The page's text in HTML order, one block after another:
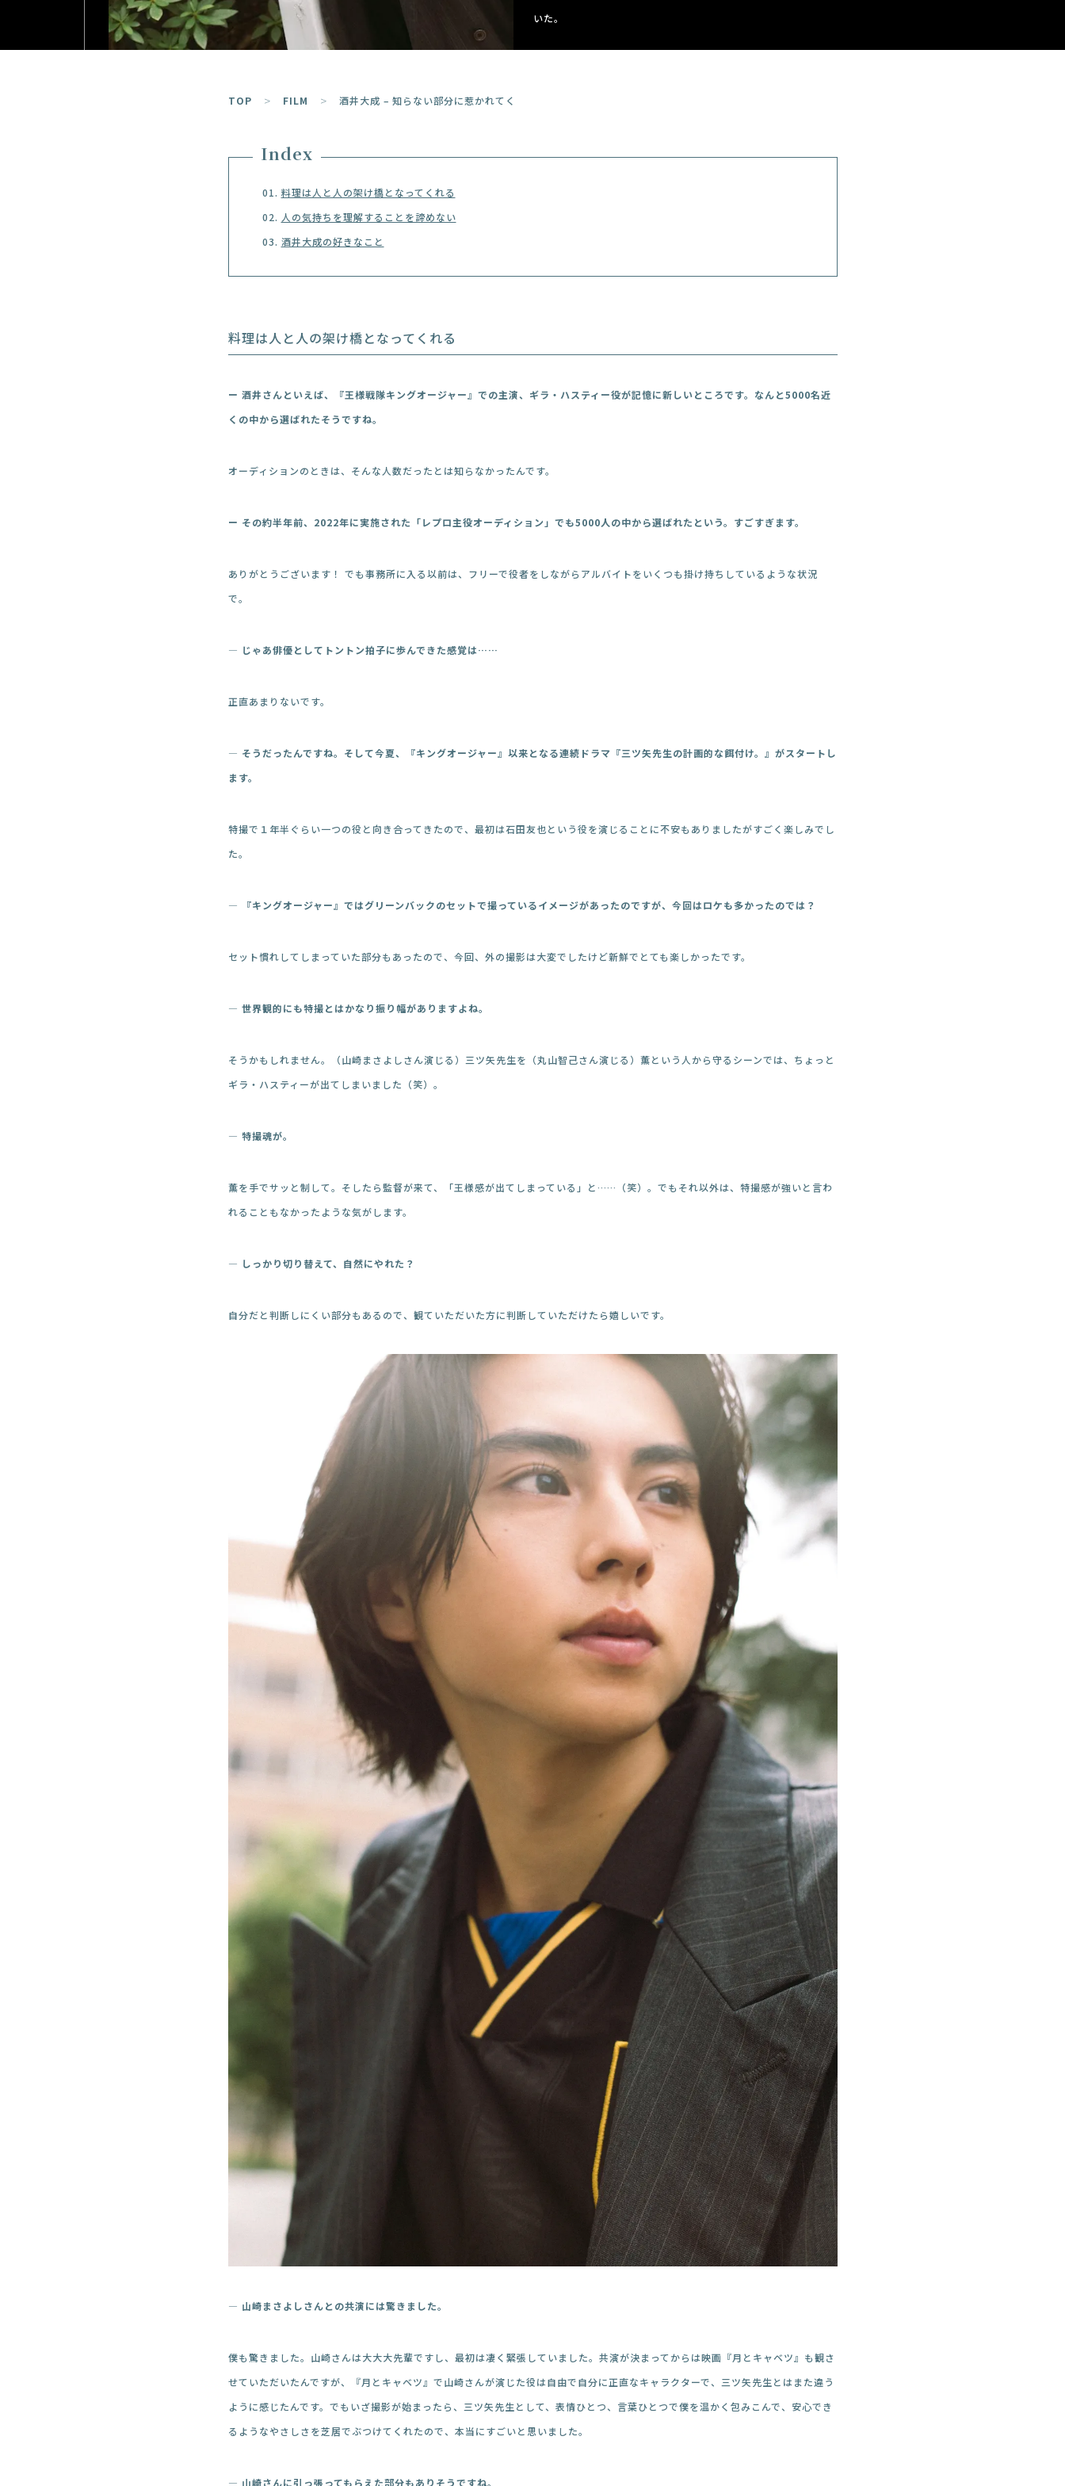
いた。
TOP FILM 酒井大成 – 知らない部分に惹かれてく
Index
料理は人と人の架け橋となってくれる
人の気持ちを理解することを諦めない
酒井大成の好きなこと
料理は人と人の架け橋となってくれる
ー 酒井さんといえば、『王様戦隊キングオージャー』での主演、ギラ・ハスティー役が記憶に新しいところです。なんと5000名近
くの中から選ばれたそうですね。
オーディションのときは、そんな人数だったとは知らなかったんです。
ー その約半年前、2022年に実施された「レプロ主役オーディション」でも5000人の中から選ばれたという。すごすぎます。
ありがとうございます！ でも事務所に入る以前は、フリーで役者をしながらアルバイトをいくつも掛け持ちしているような状況
で。
― じゃあ俳優としてトントン拍子に歩んできた感覚は……
正直あまりないです。
― そうだったんですね。そして今夏、『キングオージャー』以来となる連続ドラマ『三ツ矢先生の計画的な餌付け。』がスタートし
ます。
特撮で１年半ぐらい一つの役と向き合ってきたので、最初は石田友也という役を演じることに不安もありましたがすごく楽しみでし
た。
― 『キングオージャー』ではグリーンバックのセットで撮っているイメージがあったのですが、今回はロケも多かったのでは？
セット慣れしてしまっていた部分もあったので、今回、外の撮影は大変でしたけど新鮮でとても楽しかったです。
― 世界観的にも特撮とはかなり振り幅がありますよね。
そうかもしれません。（山崎まさよしさん演じる）三ツ矢先生を（丸山智己さん演じる）薫という人から守るシーンでは、ちょっと
ギラ・ハスティーが出てしまいました（笑）。
― 特撮魂が。
薫を手でサッと制して。そしたら監督が来て、「王様感が出てしまっている」と……（笑）。でもそれ以外は、特撮感が強いと言わ
れることもなかったような気がします。
― しっかり切り替えて、自然にやれた？
自分だと判断しにくい部分もあるので、観ていただいた方に判断していただけたら嬉しいです。
― 山崎まさよしさんとの共演には驚きました。
僕も驚きました。山崎さんは大大大先輩ですし、最初は凄く緊張していました。共演が決まってからは映画『月とキャベツ』も観さ
せていただいたんですが、『月とキャベツ』で山崎さんが演じた役は自由で自分に正直なキャラクターで、三ツ矢先生とはまた違う
ように感じたんです。でもいざ撮影が始まったら、三ツ矢先生として、表情ひとつ、言葉ひとつで僕を温かく包みこんで、安心でき
るようなやさしさを芝居でぶつけてくれたので、本当にすごいと思いました。
― 山崎さんに引っ張ってもらえた部分もありそうですね。